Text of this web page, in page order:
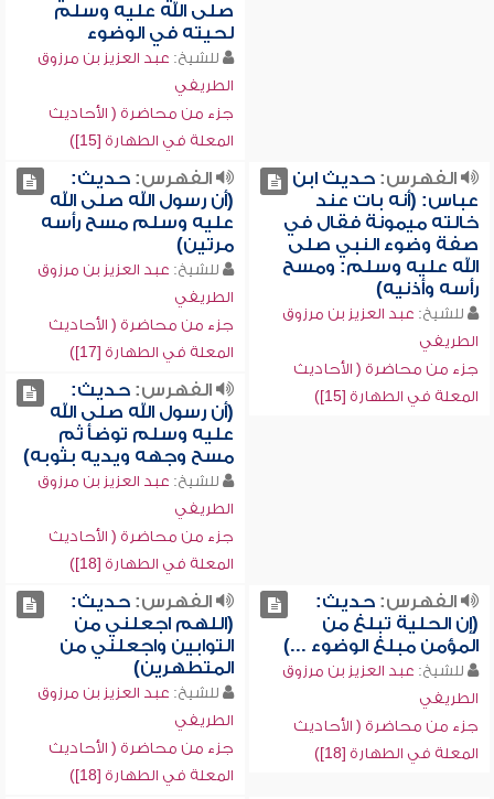
صلى الله عليه وسلم
لحيته في الوضوء
للشيخ: عبد العزيز بن مرزوق
الطريفي
جزء من محاضرة ( الأحاديث
المعلة في الطهارة [15])
الفهرس:حديث ابن
عباس: (أنه بات عند
خالته ميمونة فقال في
صفة وضوء النبي صلى
الله عليه وسلم: ومسح
رأسه وأذنيه)
للشيخ: عبد العزيز بن مرزوق
الطريفي
جزء من محاضرة ( الأحاديث
المعلة في الطهارة [15])
الفهرس:حديث:
(أن رسول الله صلى الله
عليه وسلم مسح رأسه
مرتين)
للشيخ: عبد العزيز بن مرزوق
الطريفي
جزء من محاضرة ( الأحاديث
المعلة في الطهارة [17])
الفهرس:حديث:
(أن رسول الله صلى الله
عليه وسلم توضأ ثم
مسح وجهه ويديه بثوبه)
للشيخ: عبد العزيز بن مرزوق
الطريفي
جزء من محاضرة ( الأحاديث
المعلة في الطهارة [18])
الفهرس:حديث:
(إن الحلية تبلغ من
المؤمن مبلغ الوضوء ...)
للشيخ: عبد العزيز بن مرزوق
الطريفي
جزء من محاضرة ( الأحاديث
المعلة في الطهارة [18])
الفهرس:حديث:
(اللهم اجعلني من
التوابين واجعلني من
المتطهرين)
للشيخ: عبد العزيز بن مرزوق
الطريفي
جزء من محاضرة ( الأحاديث
المعلة في الطهارة [18])